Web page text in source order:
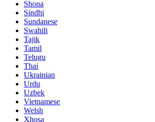
Shona
Sindhi
Sundanese
Swahili
Tajik
Tamil
Telugu
Thai
Ukrainian
Urdu
Uzbek
Vietnamese
Welsh
Xhosa